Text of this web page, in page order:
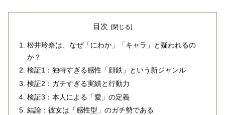
目次
松井玲奈は、なぜ「にわか」「キャラ」と疑われるの
か？
検証1：独特すぎる感性「顔鉄」という新ジャンル
検証2：ガチすぎる実績と行動力
検証3：本人による「愛」の定義
結論：彼女は「感性型」のガチ勢である